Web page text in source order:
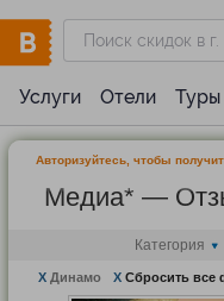
Услуги Отели Туры
Авторизуйтесь, чтобы
Медиа* —
Категория
X Динамо X Сбросить все